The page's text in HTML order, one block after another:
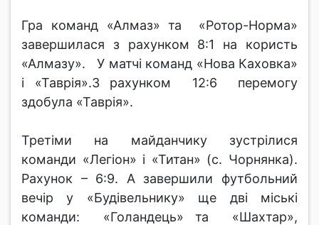
Гра команд «Алмаз» та «Ротор-Норма»
завершилася з рахунком 8:1 на користь
«Алмазу». У матчі команд «Нова Каховка»
і «Таврія».З рахунком 12:6 перемогу
здобула «Таврія».
Третіми на майданчику зустрілися
команди «Легіон» і «Титан» (с. Чорнянка).
Рахунок – 6:9. А завершили футбольний
вечір у «Будівельнику» ще дві міські
команди: «Голандець» та «Шахтар»,